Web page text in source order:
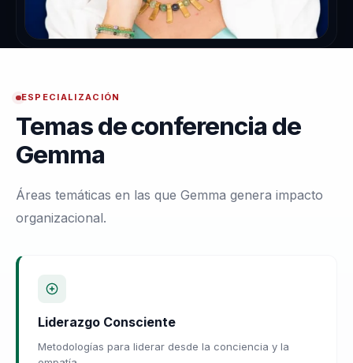
ESPECIALIZACIÓN
Temas de conferencia de
Gemma
Áreas temáticas en las que Gemma genera impacto
organizacional.
Liderazgo Consciente
Metodologías para liderar desde la conciencia y la